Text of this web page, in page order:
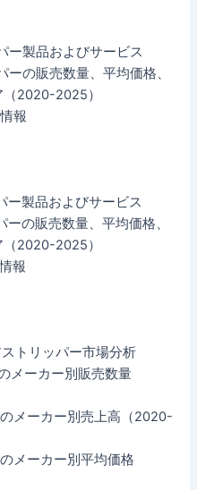
ー製品およびサービス
の販売数量、平均価格、
2020-2025）
報
ー製品およびサービス
の販売数量、平均価格、
2020-2025）
報
トリッパー市場分析
メーカー別販売数量
メーカー別売上高（2020-
メーカー別平均価格